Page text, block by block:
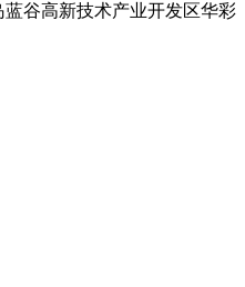
谷高新技术产业开发区华彩